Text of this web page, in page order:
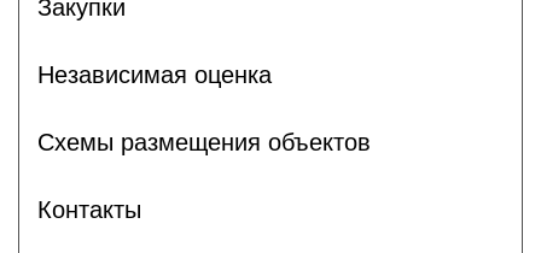
Закупки
Независимая оценка
Схемы размещения объектов
Контакты